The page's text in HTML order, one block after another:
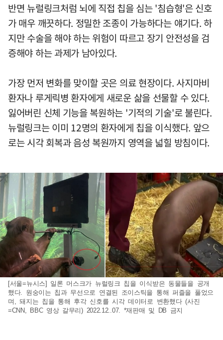
반면 뉴럴링크처럼 뇌에 직접 칩을 심는 '침습형'은 신호
가 매우 깨끗하다. 정밀한 조종이 가능하다는 얘기다. 하
지만 수술을 해야 하는 위험이 따르고 장기 안전성을 검
증해야 하는 과제가 남아있다.
가장 먼저 변화를 맞이할 곳은 의료 현장이다. 사지마비
환자나 루게릭병 환자에게 새로운 삶을 선물할 수 있다.
잃어버린 신체 기능을 복원하는 '기적의 기술'로 불린다.
뉴럴링크는 이미 12명의 환자에게 칩을 이식했다. 앞으
로는 시각 회복과 음성 복원까지 영역을 넓힐 방침이다.
[서울=뉴시스] 일론 머스크가 뉴럴링크 칩을 이식받은 동물들을 공개
했다. 원숭이는 칩과 무선으로 연결된 조이스틱을 통해 퍼즐을 풀었으
며, 돼지는 칩을 통해 후각 신호를 시각 데이터로 변환했다 (사진
=CNN, BBC 영상 갈무리) 2022.12..07. *재판매 및 DB 금지